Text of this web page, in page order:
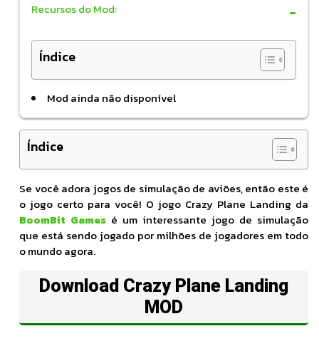
Recursos do Mod:
Índice
Mod ainda não disponível
Índice
Se você adora jogos de simulação de aviões, então este é
o jogo certo para você! O jogo Crazy Plane Landing da
BoomBit Games é um interessante jogo de simulação
que está sendo jogado por milhões de jogadores em todo
o mundo agora.
Download Crazy Plane Landing
MOD